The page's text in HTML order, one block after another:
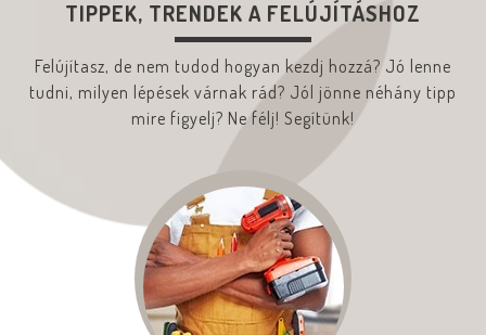
TIPPEK, TRENDEK A FELÚJÍTÁSHOZ
Felújítasz, de nem tudod hogyan kezdj hozzá? Jó lenne
tudni, milyen lépések várnak rád? Jól jönne néhány tipp
mire figyelj? Ne félj! Segítünk!